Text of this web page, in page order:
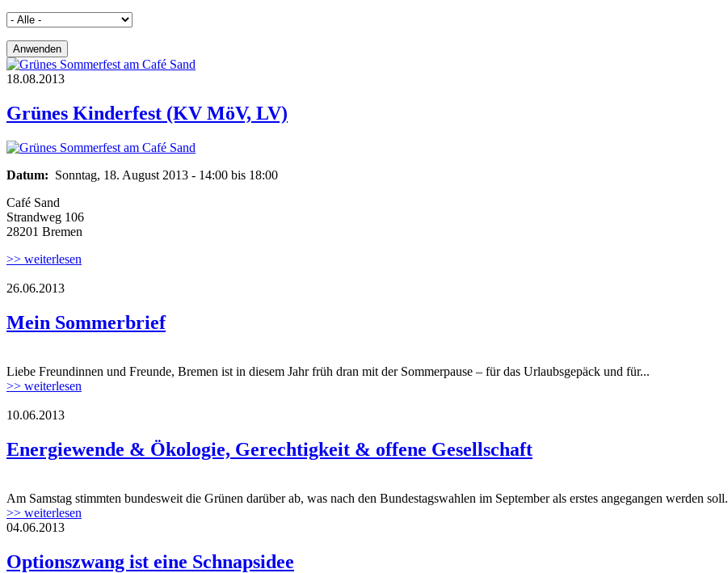
Grünes Sommerfest am Café Sand
18.08.2013
Grünes Kinderfest (KV MöV, LV)
Grünes Sommerfest am Café Sand
Datum: Sonntag, 18. August 2013 - 14:00 bis 18:00
Café Sand
Strandweg 106
28201 Bremen
>> weiterlesen
26.06.2013
Mein Sommerbrief
Liebe Freundinnen und Freunde, Bremen ist in diesem Jahr früh dran mit der Sommerpause – für das Urlaubsgepäck und für...
>> weiterlesen
10.06.2013
Energiewende & Ökologie, Gerechtigkeit & offene Gesellschaft
Am Samstag stimmten bundesweit die Grünen darüber ab, was nach den Bundestagswahlen im September als erstes angegangen werden soll.
>> weiterlesen
04.06.2013
Optionszwang ist eine Schnapsidee